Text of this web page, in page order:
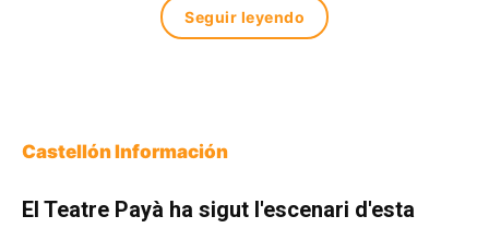
Seguir leyendo
Castellón Información
El Teatre Payà ha sigut l'escenari d'esta